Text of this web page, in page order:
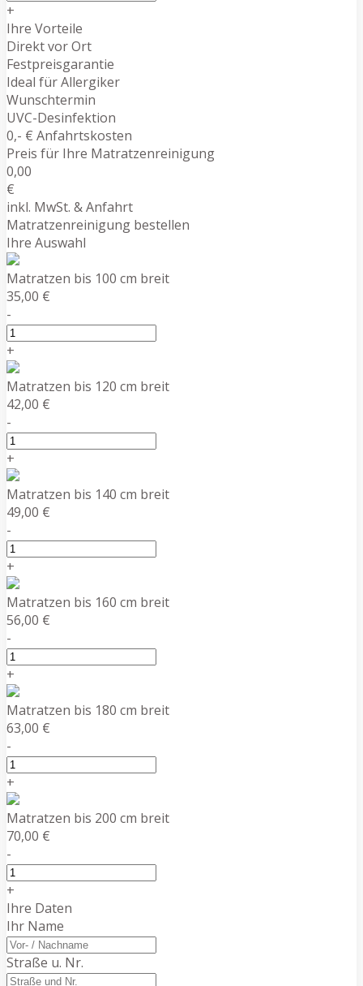
+
Ihre Vorteile
Direkt vor Ort
Festpreisgarantie
Ideal für Allergiker
Wunschtermin
UVC-Desinfektion
0,- € Anfahrtskosten
Preis für Ihre Matratzenreinigung
0,00
€
inkl. MwSt. & Anfahrt
Matratzenreinigung bestellen
Ihre Auswahl
Matratzen bis 100 cm breit
35,00 €
-
+
Matratzen bis 120 cm breit
42,00 €
-
+
Matratzen bis 140 cm breit
49,00 €
-
+
Matratzen bis 160 cm breit
56,00 €
-
+
Matratzen bis 180 cm breit
63,00 €
-
+
Matratzen bis 200 cm breit
70,00 €
-
+
Ihre Daten
Ihr Name
Straße u. Nr.